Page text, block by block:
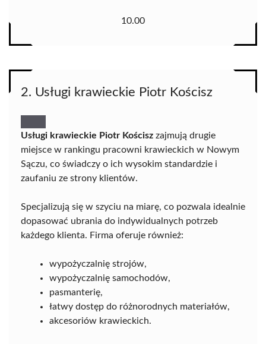
10.00
2. Usługi krawieckie Piotr Kościsz
Usługi krawieckie Piotr Kościsz zajmują drugie
miejsce w rankingu pracowni krawieckich w Nowym
Sączu, co świadczy o ich wysokim standardzie i
zaufaniu ze strony klientów.
Specjalizują się w szyciu na miarę, co pozwala idealnie
dopasować ubrania do indywidualnych potrzeb
każdego klienta. Firma oferuje również:
wypożyczalnię strojów,
wypożyczalnię samochodów,
pasmanterię,
łatwy dostęp do różnorodnych materiałów,
akcesoriów krawieckich.